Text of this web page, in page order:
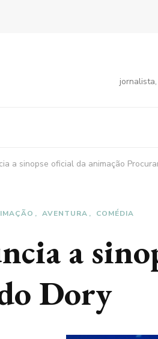
a sinopse oficial da animação
AVENTURA COMÉDIA
a
Dory